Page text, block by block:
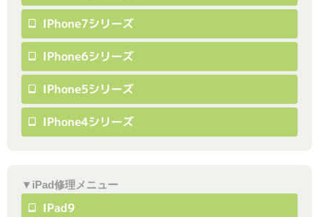
IPhone7シリーズ
IPhone6シリーズ
IPhone5シリーズ
IPhone4シリーズ
▼iPad修理メニュー
IPad9